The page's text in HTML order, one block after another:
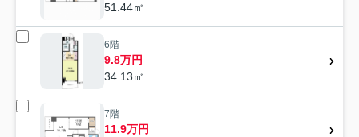
51.44㎡
6階
9.8万円
34.13㎡
7階
11.9万円